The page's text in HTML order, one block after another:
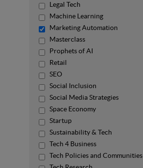
Legal Tech
Machine Learning
Marketing Automation
Masterclass
Prophets of AI
Retail
SEO
Social Inclusion
Social Media Strategies
Space Economy
Startup
Sustainability & Tech
Tech 4 Business
Tech Policies and Communities